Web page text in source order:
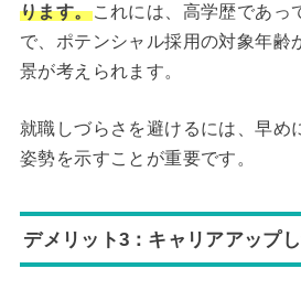
ります。これには、高学歴であっ
で、ポテンシャル採用の対象年齢
景が考えられます。
就職しづらさを避けるには、早め
姿勢を示すことが重要です。
デメリット3：キャリアアップ